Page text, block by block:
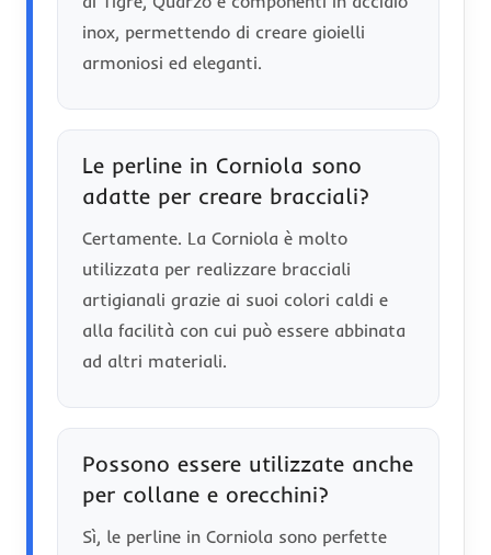
inox, permettendo di creare gioielli
armoniosi ed eleganti.
Le perline in Corniola sono
adatte per creare bracciali?
Certamente. La Corniola è molto
utilizzata per realizzare bracciali
artigianali grazie ai suoi colori caldi e
alla facilità con cui può essere abbinata
ad altri materiali.
Possono essere utilizzate anche
per collane e orecchini?
Sì, le perline in Corniola sono perfette